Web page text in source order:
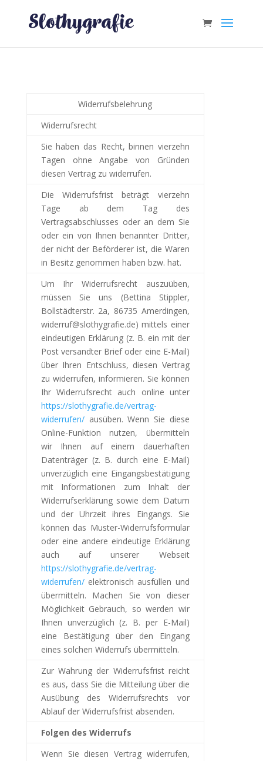
Widerrufsbelehrung
Widerrufsrecht
Sie haben das Recht, binnen vierzehn
Tagen ohne Angabe von Gründen
diesen Vertrag zu widerrufen.
Die Widerrufsfrist beträgt vierzehn
Tage ab dem Tag des
Vertragsabschlusses oder an dem Sie
oder ein von Ihnen benannter Dritter,
der nicht der Beförderer ist, die Waren
in Besitz genommen haben bzw. hat.
Um Ihr Widerrufsrecht auszuüben,
müssen Sie uns (Bettina Stippler,
Bollstädterstr. 2a, 86735 Amerdingen,
widerruf@slothygrafie.de) mittels einer
eindeutigen Erklärung (z. B. ein mit der
Post versandter Brief oder eine E-Mail)
über Ihren Entschluss, diesen Vertrag
zu widerrufen, informieren. Sie können
Ihr Widerrufsrecht auch online unter
https://slothygrafie.de/vertrag-
widerrufen/ ausüben. Wenn Sie diese
Online-Funktion nutzen, übermitteln
wir Ihnen auf einem dauerhaften
Datenträger (z. B. durch eine E-Mail)
unverzüglich eine Eingangsbestätigung
mit Informationen zum Inhalt der
Widerrufserklärung sowie dem Datum
und der Uhrzeit ihres Eingangs. Sie
können das Muster-Widerrufsformular
oder eine andere eindeutige Erklärung
auch auf unserer Webseit
https://slothygrafie.de/vertrag-
widerrufen/elektronisch ausfüllen und
übermitteln. Machen Sie von dieser
Möglichkeit Gebrauch, so werden wir
Ihnen unverzüglich (z. B. per E-Mail)
eine Bestätigung über den Eingang
eines solchen Widerrufs übermitteln.
Zur Wahrung der Widerrufsfrist reicht
es aus, dass Sie die Mitteilung über die
Ausübung des Widerrufsrechts vor
Ablauf der Widerrufsfrist absenden.
Folgen des Widerrufs
Wenn Sie diesen Vertrag widerrufen,